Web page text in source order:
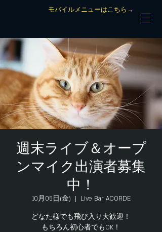
モバイルメニューはこちら→
週末ライブ＆オープ
ンマイク出演者募集
中！
10月05日(金)
  |
Live Bar ACORDE
どなた様でも飛び入り大歓迎！
もちろん初心者でもOK！